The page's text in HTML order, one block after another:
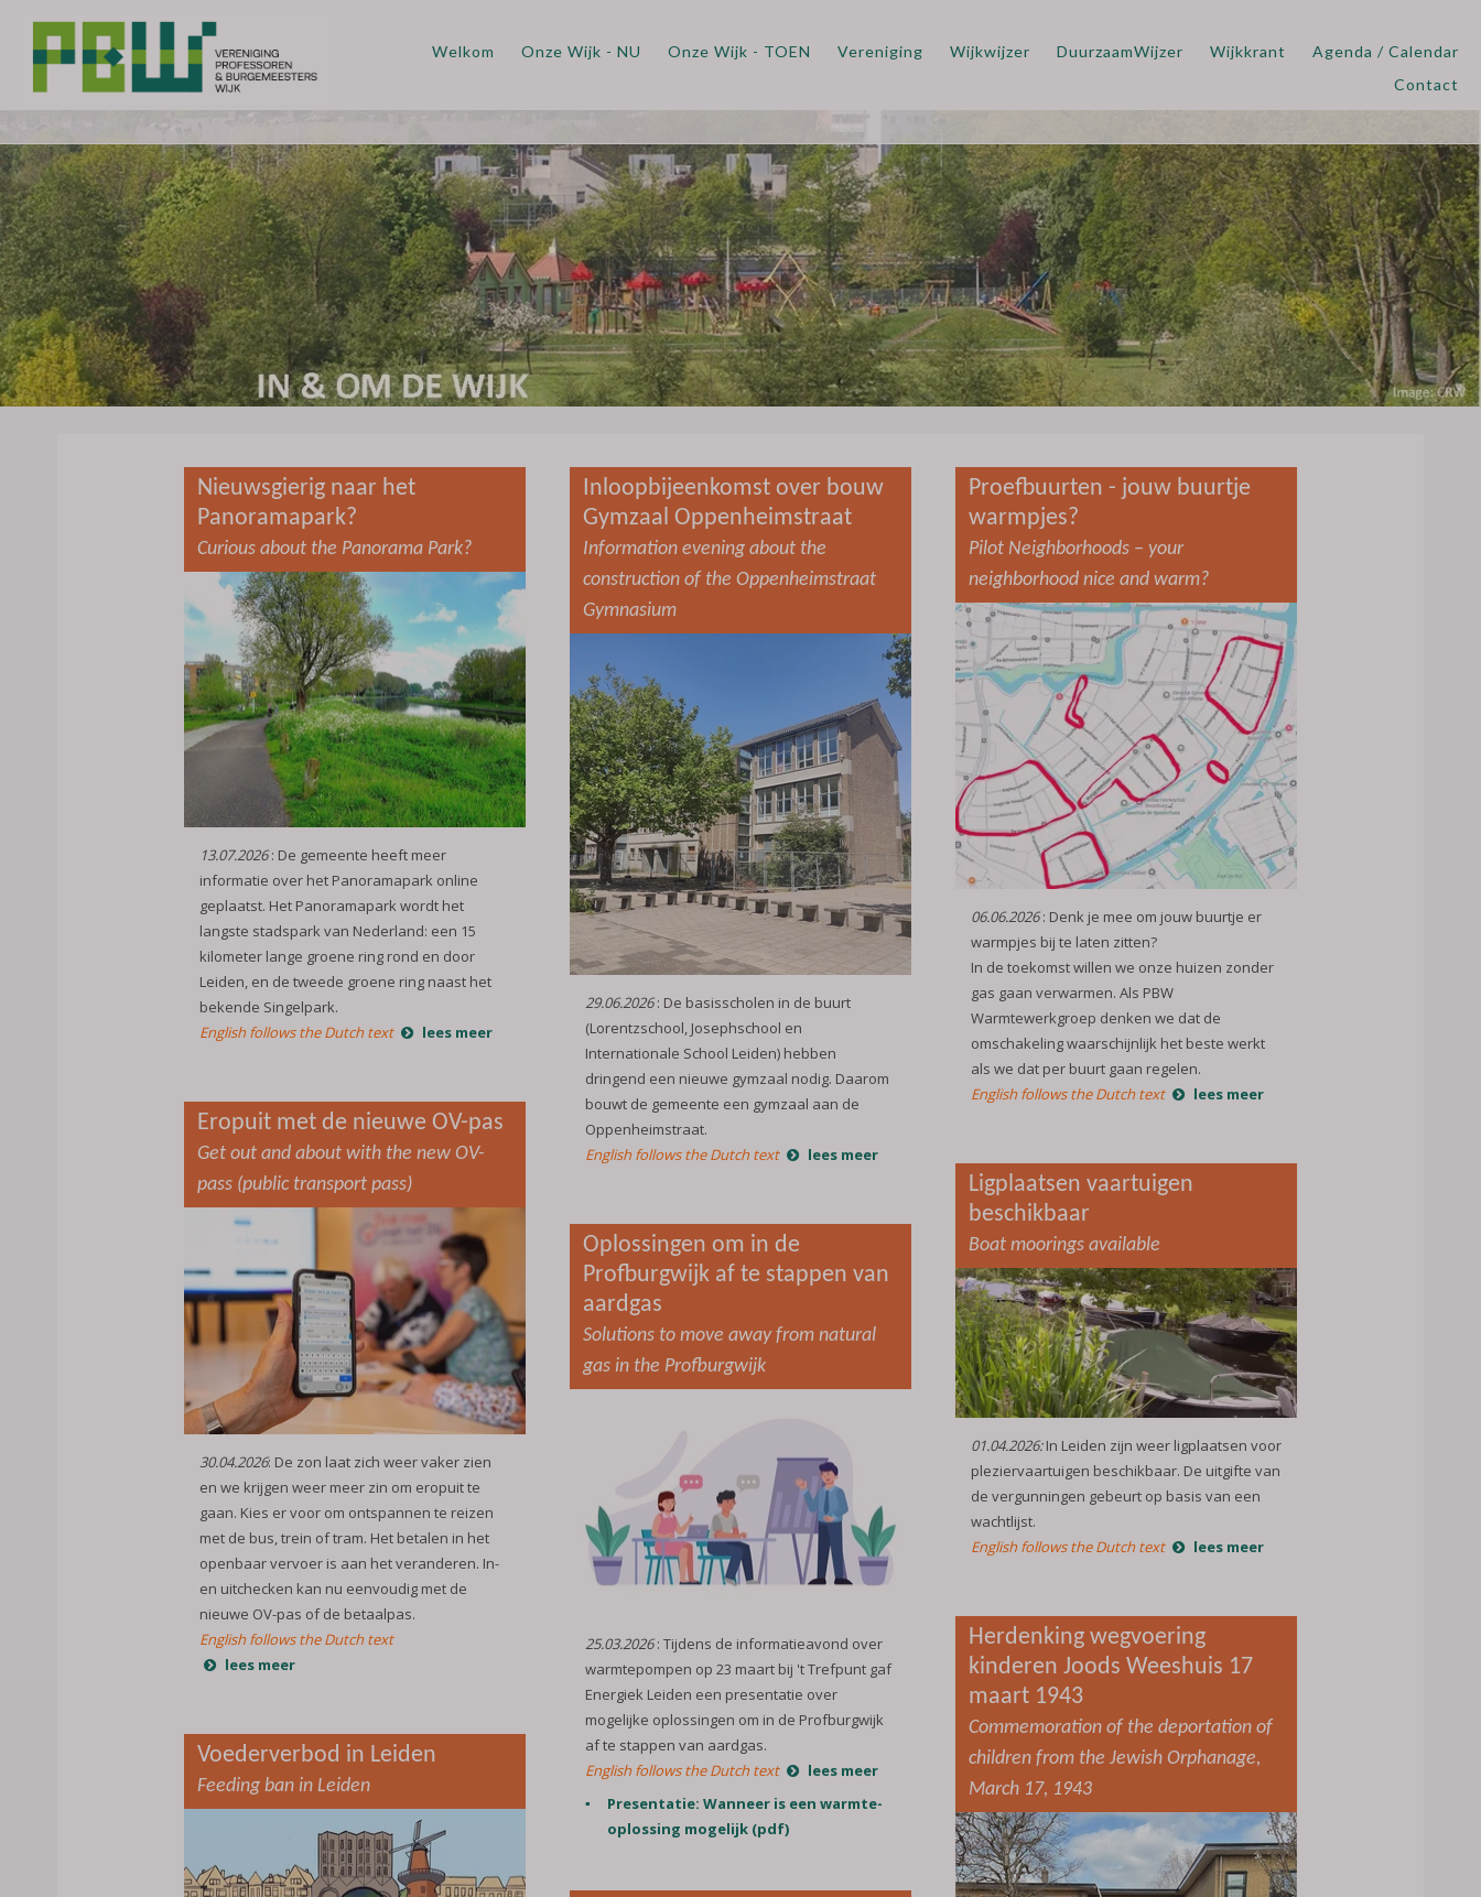
Welkom Onze Wijk - NU Onze Wijk - TOEN Vereniging Wijkwijzer DuurzaamWijzer Wijkkrant
Agenda / Calendar
Contact
Nieuwsgierig naar het
Panoramapark?
Curious about the Panorama Park?
13.07.2026: De gemeente heeft meer
informatie over het Panoramapark online
geplaatst. Het Panoramapark wordt het
langste stadspark van Nederland: een 15
kilometer lange groene ring rond en door
Leiden, en de tweede groene ring naast het
bekende Singelpark.
English follows the Dutch text
lees meer
Inloopbijeenkomst over bouw
Gymzaal Oppenheimstraat
Information evening about the
construction of the Oppenheimstraat
Gymnasium
29.06.2026: De basisscholen in de buurt
(Lorentzschool, Josephschool en
Internationale School Leiden) hebben
dringend een nieuwe gymzaal nodig. Daarom
bouwt de gemeente een gymzaal aan de
Oppenheimstraat.
English follows the Dutch text
lees meer
Proefbuurten - jouw buurtje
warmpjes?
Pilot Neighborhoods – your
neighborhood nice and warm?
06.06.2026: Denk je mee om jouw buurtje er
warmpjes bij te laten zitten?
In de toekomst willen we onze huizen zonder
gas gaan verwarmen. Als PBW
Warmtewerkgroep denken we dat de
omschakeling waarschijnlijk het beste werkt
als we dat per buurt gaan regelen.
English follows the Dutch text
lees meer
Eropuit met de nieuwe OV-pas
Get out and about with the new OV-
pass (public transport pass)
30.04.2026: De zon laat zich weer vaker zien
en we krijgen weer meer zin om eropuit te
gaan. Kies er voor om ontspannen te reizen
met de bus, trein of tram. Het betalen in het
openbaar vervoer is aan het veranderen. In-
en uitchecken kan nu eenvoudig met de
nieuwe OV-pas of de betaalpas.
English follows the Dutch text
lees meer
Ligplaatsen vaartuigen
beschikbaar
Boat moorings available
01.04.2026:In Leiden zijn weer ligplaatsen voor
pleziervaartuigen beschikbaar. De uitgifte van
de vergunningen gebeurt op basis van een
wachtlijst.
English follows the Dutch text
lees meer
Oplossingen om in de
Profburgwijk af te stappen van
aardgas
Solutions to move away from natural
gas in the Profburgwijk
25.03.2026: Tijdens de informatieavond over
warmtepompen op 23 maart bij 't Trefpunt gaf
Energiek Leiden een presentatie over
mogelijke oplossingen om in de Profburgwijk
af te stappen van aardgas.
English follows the Dutch text
lees meer
Presentatie: Wanneer is een warmte-
oplossing mogelijk (pdf)
Herdenking wegvoering
kinderen Joods Weeshuis 17
maart 1943
Commemoration of the deportation of
children from the Jewish Orphanage,
March 17, 1943
Voederverbod in Leiden
Feeding ban in Leiden